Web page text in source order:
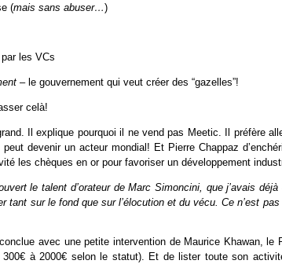
(mais sans abuser…)
les VCs
– le gouvernement qui veut créer des “gazelles”!
celà!
Il explique pourquoi il ne vend pas Meetic. Il préfère
devenir un acteur mondial! Et Pierre Chappaz
les chèques en or pour favoriser un développement
le talent d’orateur de Marc Simoncini, que j’avais
tant sur le fond que sur l’élocution et du vécu. Ce n’est
avec une petite intervention de Maurice Khawan,
300€ à 2000€ selon le statut). Et de lister toute son